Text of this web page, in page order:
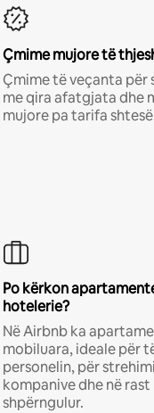
Çmime mujore të
Çmime të veçanta për
me qira afatgjata dhe
mujore pa tarifa
Po kërkon
hotelerie?
Në Airbnb ka
mobiluara, ideale për
personelin, për
kompanive dhe në
shpërngulur.